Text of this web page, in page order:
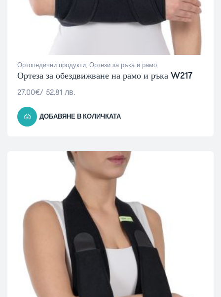
Ортопедични продукти, Ортези за ръка и рамо
Ортеза за обездвижване на рамо и ръка W217
27.00€/ 52.81 лв.
ДОБАВЯНЕ В КОЛИЧКАТА